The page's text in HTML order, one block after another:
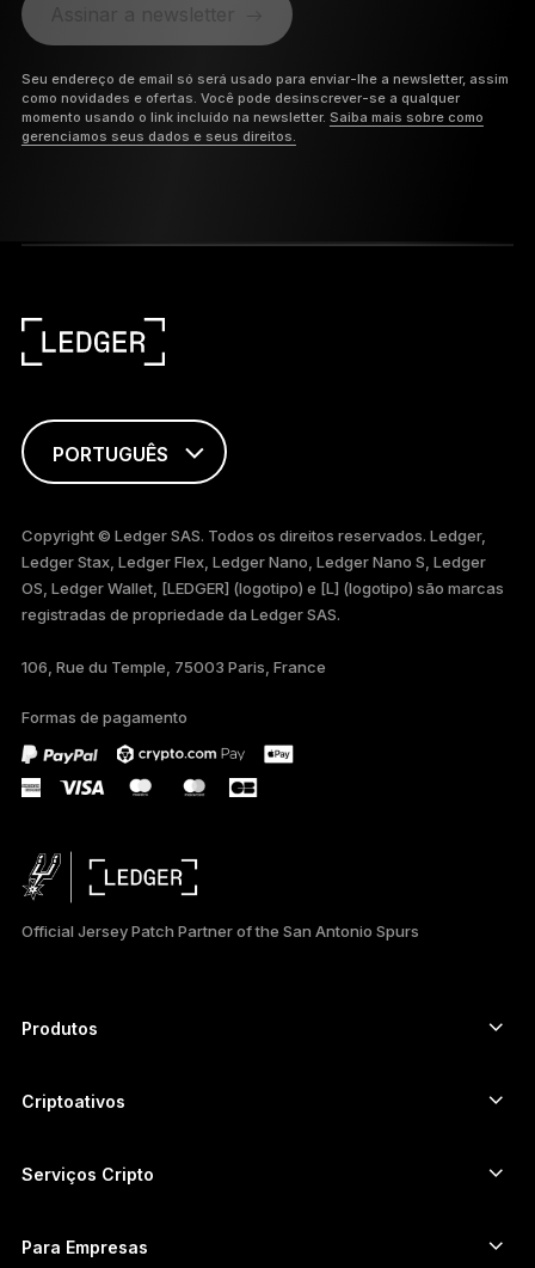
Seu endereço de email só será usado para enviar-lhe a newsletter, assim
como novidades e ofertas. Você pode desinscrever-se a qualquer
momento usando o link incluído na newsletter. Saiba mais sobre como
gerenciamos seus dados e seus direitos.
PORTUGUÊS
FRANÇAIS
TÜRKÇE
DEUTSCH
ภาษาไทย
Copyright © Ledger SAS. Todos os direitos reservados. Ledger,
Ledger Stax, Ledger Flex, Ledger Nano, Ledger Nano S, Ledger
OS, Ledger Wallet, [LEDGER] (logotipo) e [L] (logotipo) são marcas
registradas de propriedade da Ledger SAS.
106, Rue du Temple, 75003 Paris, France
Formas de pagamento
Official Jersey Patch Partner of the San Antonio Spurs
Produtos
Hardware Wallet
Ledger Stax
Ledger Nano Classics
Criptoativos
Carteira de Ethereum
Carteira de Cardano
Serviços Cripto
Comprar cripto
Para Empresas